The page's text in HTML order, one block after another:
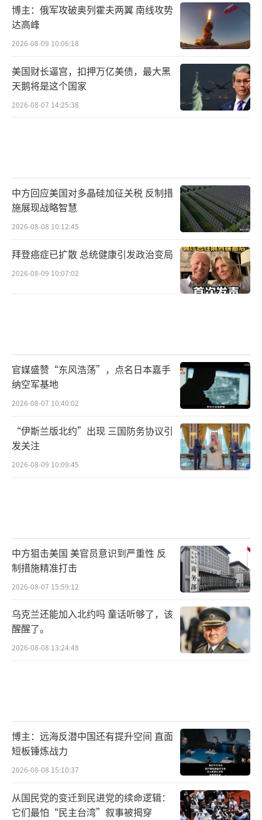
博主：俄军攻破奥列霍夫两翼 南线攻势
达高峰
2026-08-09 10:06:18
美国财长逼宫，扣押万亿美债，最大黑
天鹅将是这个国家
2026-08-07 14:25:38
中方回应美国对多晶硅加征关税 反制措
施展现战略智慧
2026-08-08 10:12:45
拜登癌症已扩散 总统健康引发政治变局
2026-08-09 10:07:02
官媒盛赞“东风浩荡”，点名日本嘉手
纳空军基地
2026-08-07 10:40:02
“伊斯兰版北约”出现 三国防务协议引
发关注
2026-08-09 10:09:45
中方狙击美国 美官员意识到严重性 反
制措施精准打击
2026-08-07 15:59:12
乌克兰还能加入北约吗 童话听够了，该
醒醒了。
2026-08-08 13:24:48
博主：远海反潜中国还有提升空间 直面
短板锤炼战力
2026-08-08 15:10:37
从国民党的变迁到民进党的续命逻辑：
它们最怕“民主台湾”叙事被揭穿